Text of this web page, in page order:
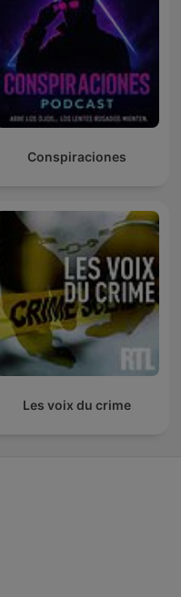
Conspiraciones
Les voix du crime